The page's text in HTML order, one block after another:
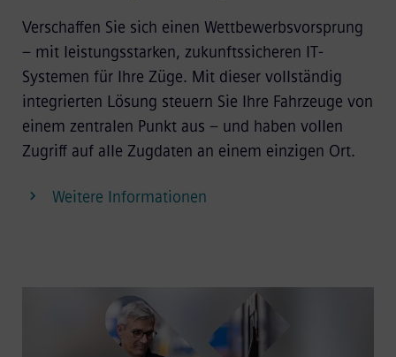
Verschaffen Sie sich einen Wettbewerbsvorsprung
– mit leistungsstarken, zukunftssicheren IT-
Systemen für Ihre Züge. Mit dieser vollständig
integrierten Lösung steuern Sie Ihre Fahrzeuge von
einem zentralen Punkt aus – und haben vollen
Zugriff auf alle Zugdaten an einem einzigen Ort.
Weitere Informationen